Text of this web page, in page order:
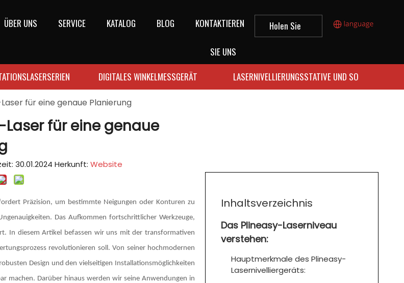
ÜBER UNS SERVICE KATALOG BLOG KONTAKTIEREN
SIE UNS
Holen Sie
Angebot
DIGITALES WINKELMESSGERÄT LASERNIVELLIERUNGSSTATIVE UND SO
für eine genaue Planierung
für eine genaue
30.01.2024 Herkunft: Website
Präzision, um bestimmte Neigungen oder Konturen zu
Das Aufkommen fortschrittlicher Werkzeuge,
In diesem Artikel befassen wir uns mit der transformativen
revolutionieren soll. Von seiner hochmodernen
Design und den vielseitigen Installationsmöglichkeiten
machen. Darüber hinaus werden wir seine Anwendungen in
Inhaltsverzeichnis
Das Plineasy-Laserniveau
verstehen:
Hauptmerkmale des Plineasy-
Lasernivelliergeräts: